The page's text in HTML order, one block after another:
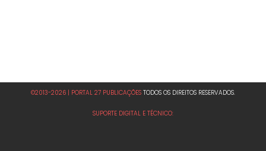
©2013-2026 | PORTAL 27 PUBLICAÇÕES TODOS OS DIREITOS RESERVADOS.
SUPORTE DIGITAL E TÉCNICO: